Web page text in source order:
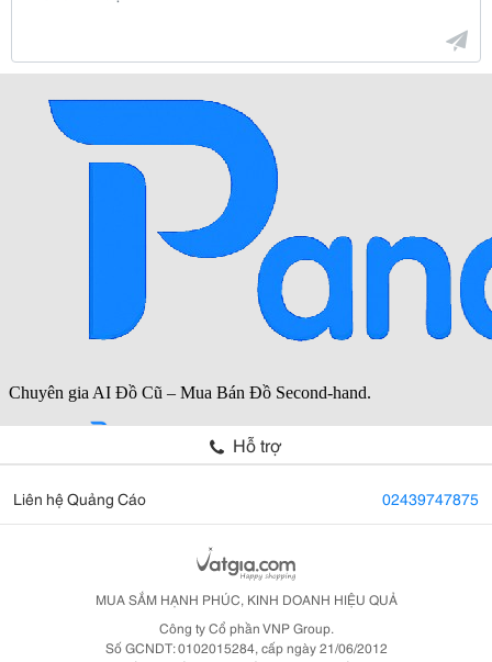
Hỗ trợ
Liên hệ Quảng Cáo 02439747875
MUA SẮM HẠNH PHÚC, KINH DOANH HIỆU QUẢ
Công ty Cổ phần VNP Group.
Số GCNDT: 0102015284, cấp ngày 21/06/2012